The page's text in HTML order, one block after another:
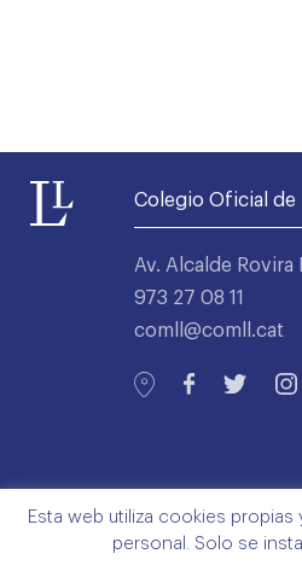
Colegio Oficial de
Av. Alcalde
973 27 08 11
comll@comll.cat
Esta web utiliza cookies
personal. Solo se